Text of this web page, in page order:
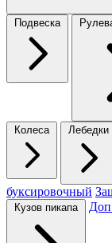
Подвеска
Колеса Лебедки
буксировочный
Кузов пикапа